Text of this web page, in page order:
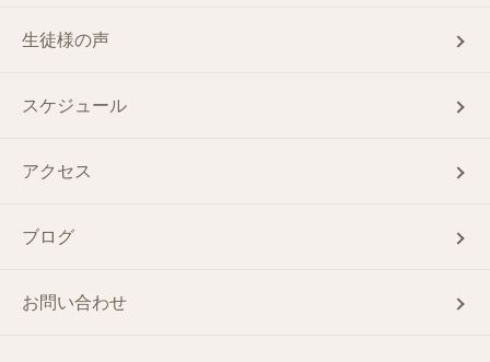
生徒様の声
スケジュール
アクセス
ブログ
お問い合わせ